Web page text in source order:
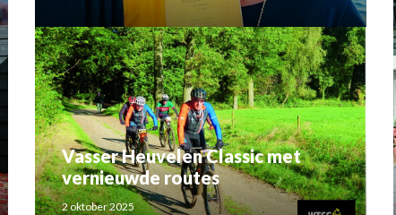
Rahma el Mouden
Vasser Heuvelen Classic met
vernieuwde routes
2 oktober 2025